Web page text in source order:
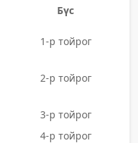
Бүс
1-р тойрог
2-р тойрог
3-р тойрог
4-р тойрог